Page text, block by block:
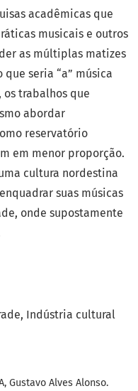
Indústria cultural
Gustavo Alves Alonso.
acadêmicas que
musicais e outros
as múltiplas matizes
seria “a” música
trabalhos que
abordar
reservatório
em menor proporção.
cultura nordestina
suas músicas
onde supostamente